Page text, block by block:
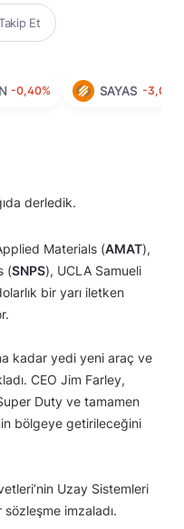
Et
-0,40% SAYAS -3,06%
derledik.
Materials (AMAT),
(SNPS), UCLA Samueli
bir yarı iletken
kadar yedi yeni araç ve
CEO Jim Farley,
Duty ve tamamen
bölgeye getirileceğini
Uzay Sistemleri
sözleşme imzaladı.